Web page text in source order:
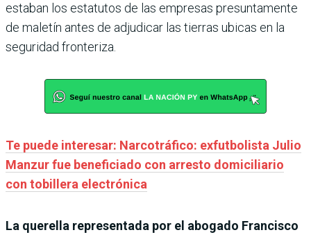
estaban los estatutos de las empresas presuntamente
de maletín antes de adjudicar las tierras ubicas en la
seguridad fronteriza.
Te puede interesar: Narcotráfico: exfutbolista Julio
Manzur fue beneficiado con arresto domiciliario
con tobillera electrónica
La querella representada por el abogado Francisco